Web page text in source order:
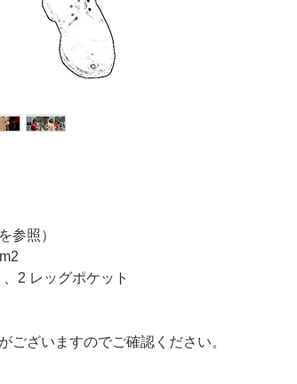
参照）
2 レッグポケット
ざいますのでご確認ください。